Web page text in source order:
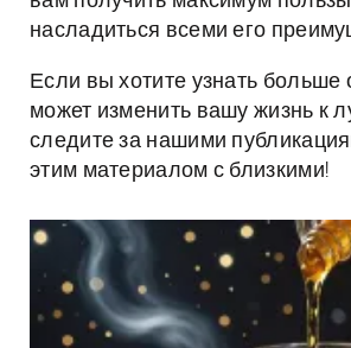
насладиться всеми его
Если вы хотите узнать больше
может изменить вашу жизнь к
следите за нашими
этим материалом с близкими!